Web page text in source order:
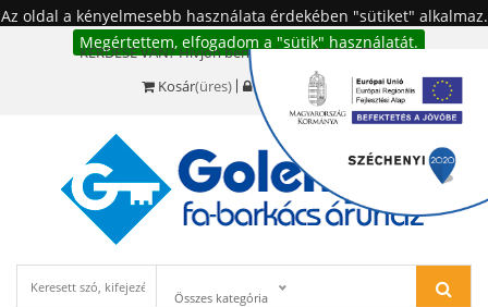
Az oldal a kényelmesebb használata érdekében "sütiket" alkalmaz.
Megértettem, elfogadom a "sütik" használatát.
KÉRDÉSE VAN? Hívjon bennünket!:+36 20 977-6494
Kosár(üres) Bejelentkezés
Összes kategória